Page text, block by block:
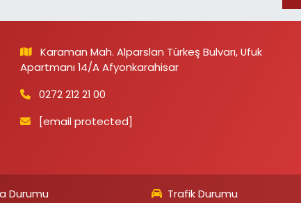
Karaman Mah. Alparslan Türkeş Bulvarı, Ufuk
Apartmanı 14/A Afyonkarahisar
0272 212 21 00
[email protected]
Durumu Trafik Durumu